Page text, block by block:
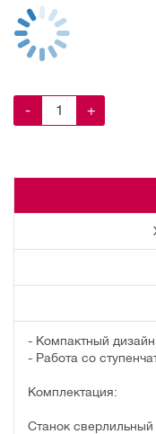
- +
- Компактный дизайн
- Работа со
Комплектация:
Станок